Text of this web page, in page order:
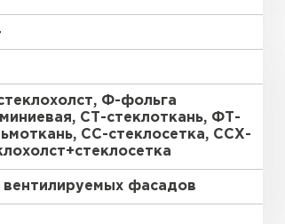
Ф-фольга
СТ-стеклоткань, ФТ-
СС-стеклосетка, ССХ-
вентилируемых фасадов